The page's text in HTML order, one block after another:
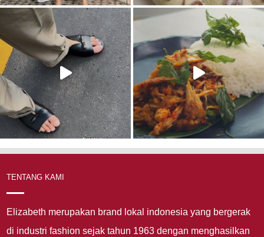
TENTANG KAMI
Elizabeth merupakan brand lokal indonesia yang bergerak
di industri fashion sejak tahun 1963 dengan menghasilkan